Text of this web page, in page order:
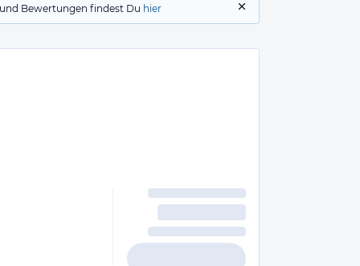
Bewertungen findest Du hier